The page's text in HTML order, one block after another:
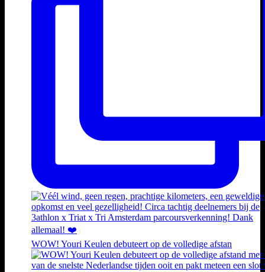
WOW! Youri Keulen debuteert op de volledige afstan